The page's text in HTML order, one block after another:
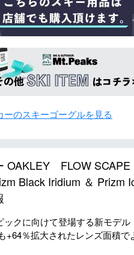
ーのスキーゴーグルを見る
OAKLEY FLOW SCAPE
Black Iridium ＆
ックに向けて登場する新モデ
+64％拡大されたレンズ面積